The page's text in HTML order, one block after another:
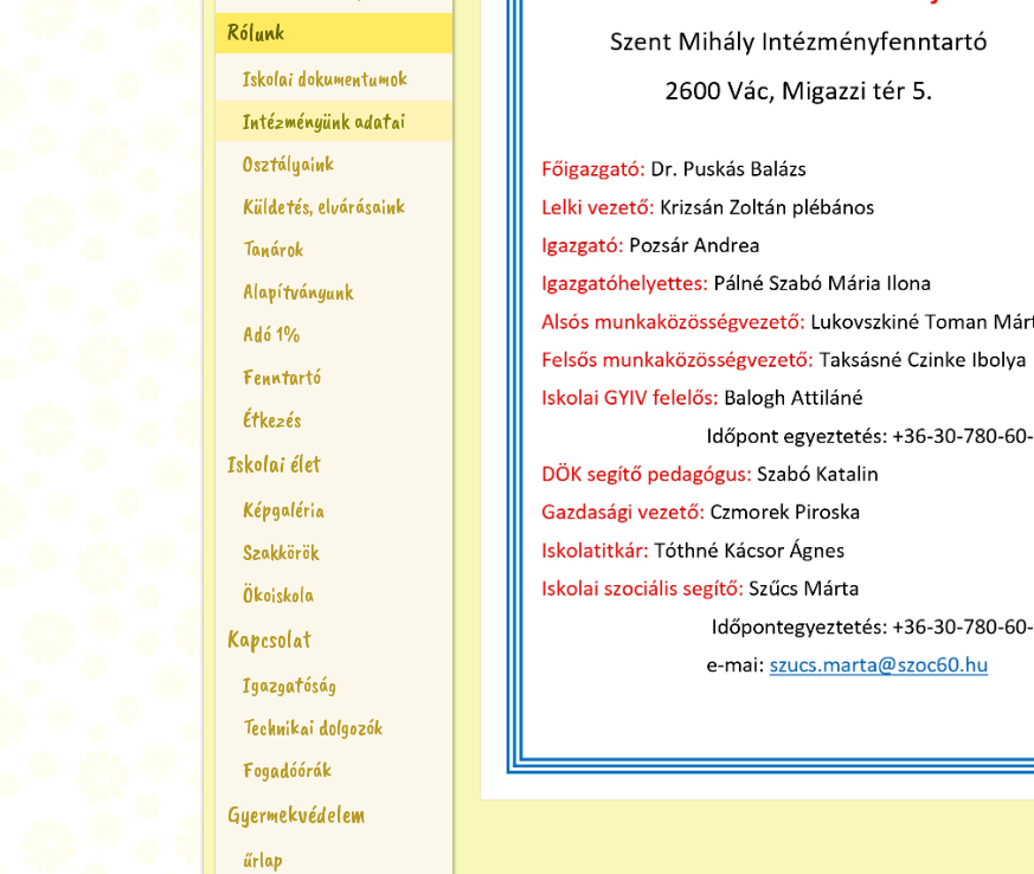
Rólunk
Iskolai dokumentumok
Intézményünk adatai
Osztályaink
Küldetés, elvárásaink
Tanárok
Alapítványunk
Adó 1%
Fenntartó
Étkezés
Iskolai élet
Képgaléria
Szakkörök
Ökoiskola
Kapcsolat
Igazgatóság
Technikai dolgozók
Fogadóórák
Gyermekvédelem
űrlap